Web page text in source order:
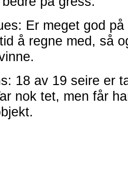
Er meget god
å regne med, så
18 av 19 seire er
nok tet, men får